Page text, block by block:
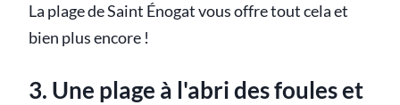
La plage de Saint Énogat vous offre tout cela et
bien plus encore !
3. Une plage à l'abri des foules et